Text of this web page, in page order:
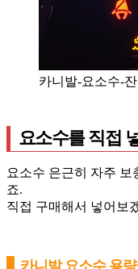
카니발-요소수-
요소수를 직접
요소수 은근히 자주
죠.
직접 구매해서 넣어보
카니발 요소수 용량